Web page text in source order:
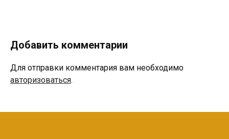
Добавить комментарии
Для отправки комментария вам необходимо
авторизоваться.